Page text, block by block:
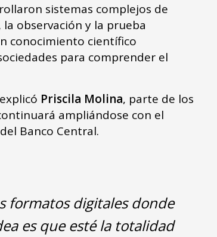
sistemas complejos de
observación y la prueba
conocimiento científico
para comprender el
Priscila Molina, parte de los
ampliándose con el
Banco Central.
formatos digitales donde
es que esté la totalidad